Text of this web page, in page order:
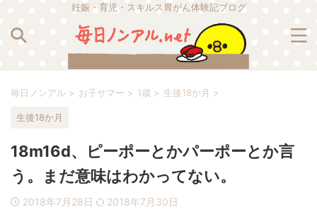
妊娠・育児・スキルス胃がん体験記ブログ
毎日ノンアル > お子サマー > 1歳 > 生後18か月 >
生後18か月
18m16d、ピーポーとかパーポーとか言
う。まだ意味はわかってない。
2018年7月28日 2018年7月30日